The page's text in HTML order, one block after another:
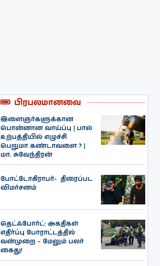
பிரபலமானவை
இளைஞர்களுக்கான
பொன்னான வாய்ப்பு | பால்
உற்பத்தியில் எழுச்சி
பெறுமா கண்டாவளை ? |
மா. சுவேந்திரன்
போட்டோகிராபர்- ‌ திரைப்பட
விமர்சனம்
தெட்ஃபோர்ட்: அகதிகள்
எதிர்ப்பு போராட்டத்தில்
வன்முறை – மேலும் பலர்
கைது!